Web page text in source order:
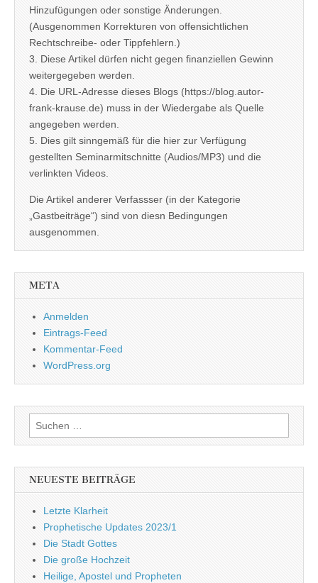
Hinzufügungen oder sonstige Änderungen.
(Ausgenommen Korrekturen von offensichtlichen
Rechtschreibe- oder Tippfehlern.)
3. Diese Artikel dürfen nicht gegen finanziellen Gewinn
weitergegeben werden.
4. Die URL-Adresse dieses Blogs (https://blog.autor-
frank-krause.de) muss in der Wiedergabe als Quelle
angegeben werden.
5. Dies gilt sinngemäß für die hier zur Verfügung
gestellten Seminarmitschnitte (Audios/MP3) und die
verlinkten Videos.
Die Artikel anderer Verfassser (in der Kategorie
„Gastbeiträge“) sind von diesn Bedingungen
ausgenommen.
META
Anmelden
Eintrags-Feed
Kommentar-Feed
WordPress.org
Suchen
nach:
NEUESTE BEITRÄGE
Letzte Klarheit
Prophetische Updates 2023/1
Die Stadt Gottes
Die große Hochzeit
Heilige, Apostel und Propheten